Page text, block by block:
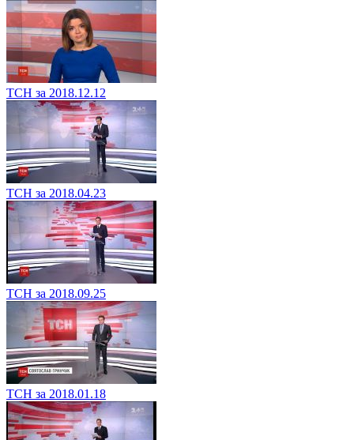
ТСН за 2018.12.12
ТСН за 2018.04.23
ТСН за 2018.09.25
ТСН за 2018.01.18